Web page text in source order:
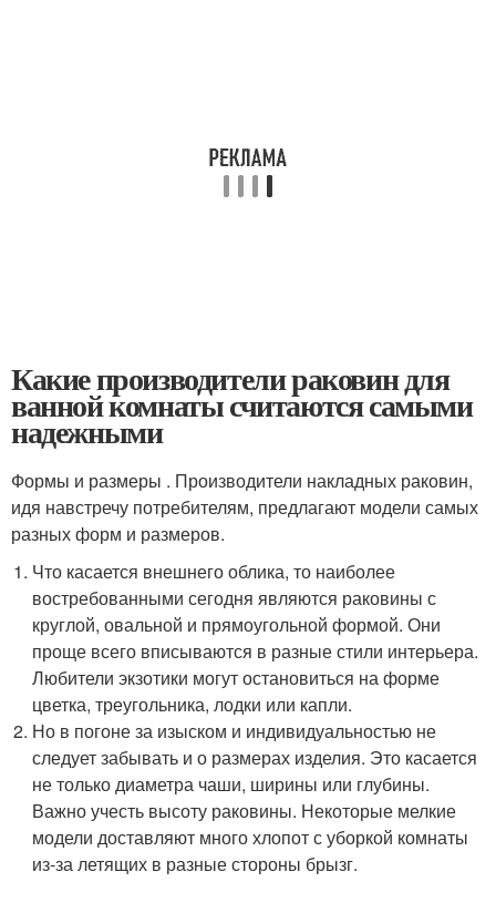
Какие производители раковин для
ванной комнаты считаются самыми
надежными
Формы и размеры . Производители накладных раковин,
идя навстречу потребителям, предлагают модели самых
разных форм и размеров.
Что касается внешнего облика, то наиболее
востребованными сегодня являются раковины с
круглой, овальной и прямоугольной формой. Они
проще всего вписываются в разные стили интерьера.
Любители экзотики могут остановиться на форме
цветка, треугольника, лодки или капли.
Но в погоне за изыском и индивидуальностью не
следует забывать и о размерах изделия. Это касается
не только диаметра чаши, ширины или глубины.
Важно учесть высоту раковины. Некоторые мелкие
модели доставляют много хлопот с уборкой комнаты
из-за летящих в разные стороны брызг.